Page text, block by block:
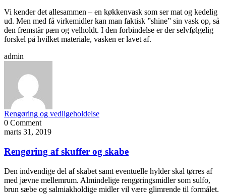
Vi kender det allesammen – en køkkenvask som ser mat og kedelig
ud. Men med få virkemidler kan man faktisk ”shine” sin vask op, så
den fremstår pæn og velholdt. I den forbindelse er der selvfølgelig
forskel på hvilket materiale, vasken er lavet af.
admin
Rengøring og vedligeholdelse
0 Comment
marts 31, 2019
Rengøring af skuffer og skabe
Den indvendige del af skabet samt eventuelle hylder skal tørres af
med jævne mellemrum. Almindelige rengøringsmidler som sulfo,
brun sæbe og salmiakholdige midler vil være glimrende til formålet.